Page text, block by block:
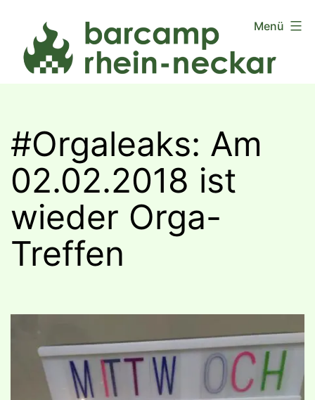
Inhalt
springen
Menü
#Orgaleaks: Am
02.02.2018 ist
wieder Orga-
Treffen